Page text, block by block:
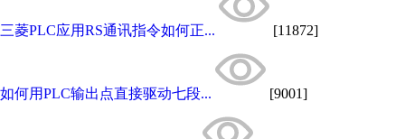
三菱PLC应用RS通讯指令如何正... [11872]
如何用PLC输出点直接驱动七段... [9001]